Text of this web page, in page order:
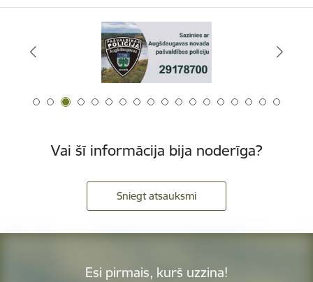
Vai šī informācija bija noderīga?
Sniegt atsauksmi
Esi pirmais, kurš uzzina!